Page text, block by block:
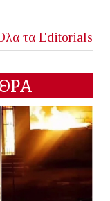
τα Editorials